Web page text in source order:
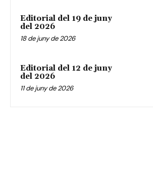
Editorial del 19 de juny
del 2026
18 de juny de 2026
Editorial del 12 de juny
del 2026
11 de juny de 2026